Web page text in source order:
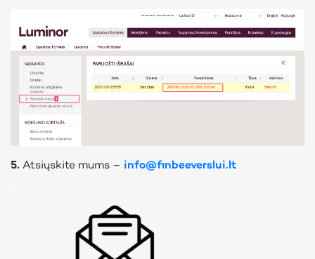
5. Atsiųskite mums – info@finbeeverslui.lt